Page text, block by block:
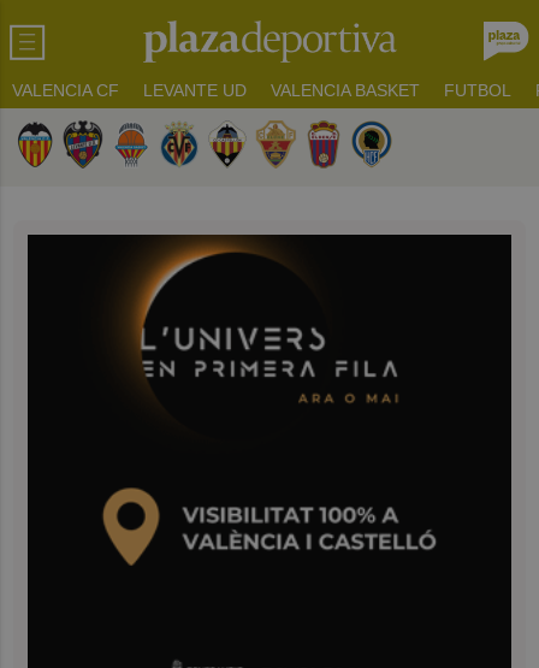
VALENCIA CF LEVANTE UD VALENCIA BASKET FUTBOL